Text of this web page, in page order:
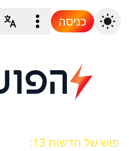
כניסה
פוש של חדשות 13: